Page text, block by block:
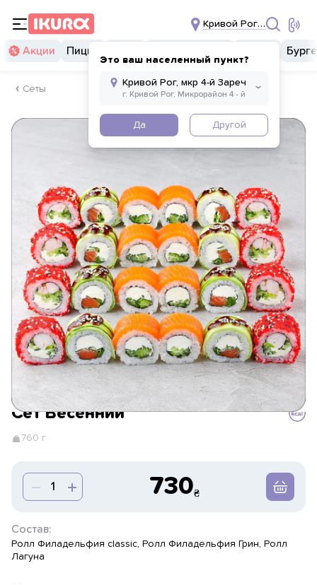
Кривой Рог, мкр 4-й
Это ваш населенный пункт?
Да Другой
Акции Пицца
Сеты
Сет Весенний
760 г
730
Состав:
Ролл Филадельфия classic, Ролл Филадельфия Грин, Ролл
Лагуна